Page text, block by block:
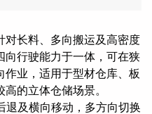
对长料、多向搬运及高密度
向行驶能力于一体，可在狭
作业，适用于型材仓库、板
的立体仓储场景。
退及横向移动，多方向切换